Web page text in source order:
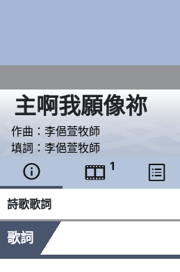
主啊我願像祢
作曲： 李俋萱牧師
填詞： 李俋萱牧師
  1 
詩歌歌詞
歌詞